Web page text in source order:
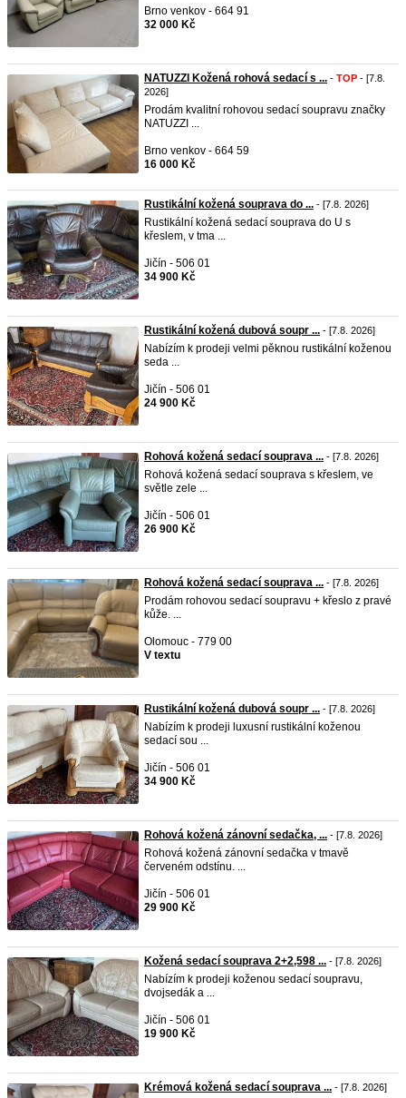
Brno venkov - 664 91
32 000 Kč
NATUZZI Kožená rohová sedací s ... - TOP - [7.8.
2026]
Prodám kvalitní rohovou sedací soupravu značky
NATUZZI ...
Brno venkov - 664 59
16 000 Kč
Rustikální kožená souprava do ... - [7.8. 2026]
Rustikální kožená sedací souprava do U s
křeslem, v tma ...
Jičín - 506 01
34 900 Kč
Rustikální kožená dubová soupr ... - [7.8. 2026]
Nabízím k prodeji velmi pěknou rustikální koženou
seda ...
Jičín - 506 01
24 900 Kč
Rohová kožená sedací souprava ... - [7.8. 2026]
Rohová kožená sedací souprava s křeslem, ve
světle zele ...
Jičín - 506 01
26 900 Kč
Rohová kožená sedací souprava ... - [7.8. 2026]
Prodám rohovou sedací soupravu + křeslo z pravé
kůže. ...
Olomouc - 779 00
V textu
Rustikální kožená dubová soupr ... - [7.8. 2026]
Nabízím k prodeji luxusní rustikální koženou
sedací sou ...
Jičín - 506 01
34 900 Kč
Rohová kožená zánovní sedačka, ... - [7.8. 2026]
Rohová kožená zánovní sedačka v tmavě
červeném odstínu. ...
Jičín - 506 01
29 900 Kč
Kožená sedací souprava 2+2,598 ... - [7.8. 2026]
Nabízím k prodeji koženou sedací soupravu,
dvojsedák a ...
Jičín - 506 01
19 900 Kč
Krémová kožená sedací souprava ... - [7.8. 2026]